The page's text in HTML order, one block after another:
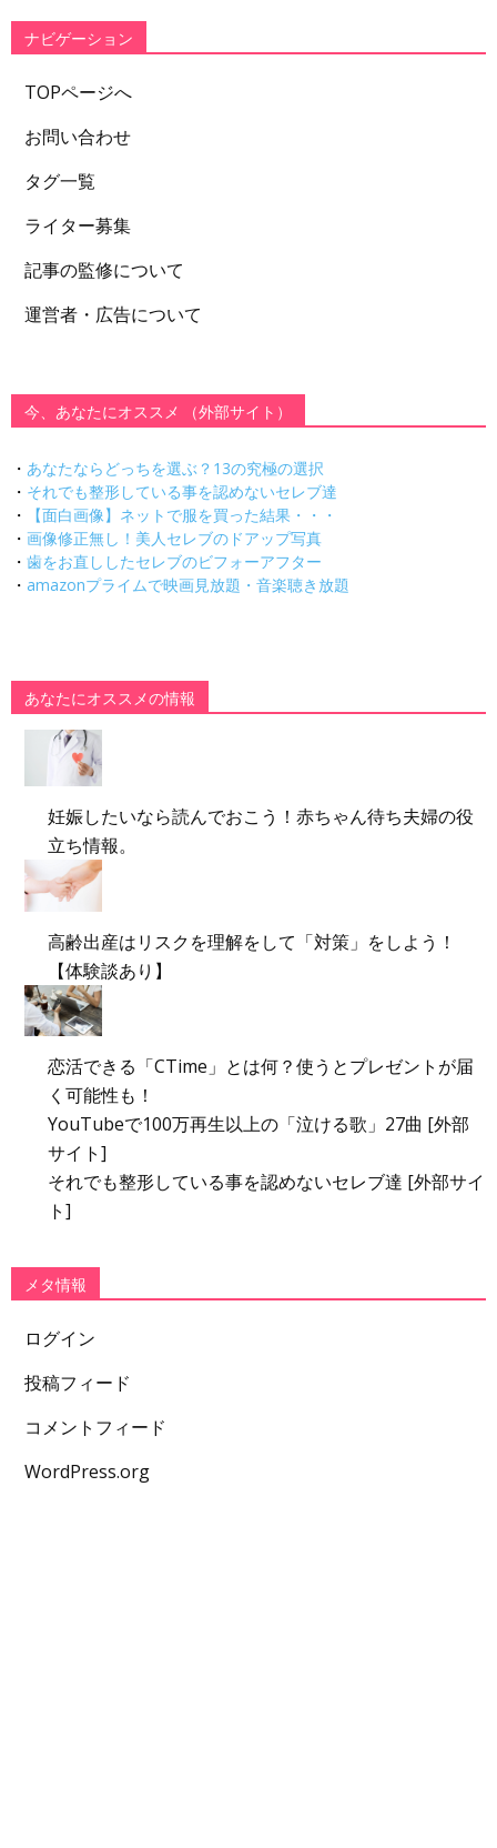
ー
ナビゲーション
TOPページへ
お問い合わせ
タグ一覧
ライター募集
記事の監修について
運営者・広告について
今、あなたにオススメ （外部サイト）
・ あなたならどっちを選ぶ？13の究極の選択
・ それでも整形している事を認めないセレブ達
・
【面白画像】ネットで服を買った結果・・・
・ 画像修正無し！美人セレブのドアップ写真
・ 歯をお直ししたセレブのビフォーアフター
・ amazonプライムで映画見放題・音楽聴き放題
あなたにオススメの情報
妊娠したいなら読んでおこう！赤ちゃん待ち夫婦の役
立ち情報。
高齢出産はリスクを理解をして「対策」をしよう！
【体験談あり】
恋活できる「CTime」とは何？使うとプレゼントが届
く可能性も！
YouTubeで100万再生以上の「泣ける歌」27曲 [外部
サイト]
それでも整形している事を認めないセレブ達 [外部サイ
ト]
メタ情報
ログイン
投稿フィード
コメントフィード
WordPress.org